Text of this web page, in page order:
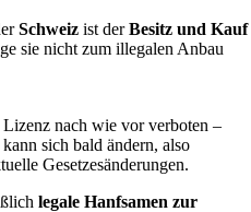
Schweiz ist derBesitz und Kauf
sie nicht zum illegalen Anbau
nach wie vor verboten –
sich bald ändern, also
Gesetzesänderungen.
legale Hanfsamen zur